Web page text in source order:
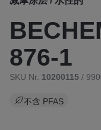
876-1
SKU Nr. 10200115 /
不含 PFAS